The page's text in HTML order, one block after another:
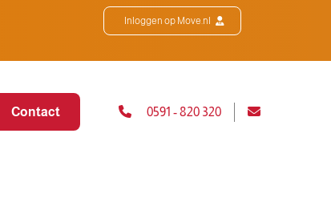
Inloggen op Move.nl
Contact 0591 - 820 320